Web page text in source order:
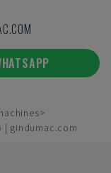
| gindumac.com